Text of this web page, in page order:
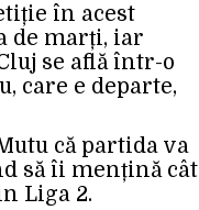
în acest
de marți, iar
se află într-o
care e departe,
că partida va
să îi mențină cât
Liga 2.